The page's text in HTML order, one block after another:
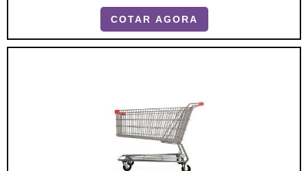
sugere, transportar as mais diversificadas
mercadorias, sejam elas pesadas ou leve, em
grande ou pequeno volume, claro, obedecendo as
de duas rodas utilizado para transporte facilita a .
COTAR AGORA